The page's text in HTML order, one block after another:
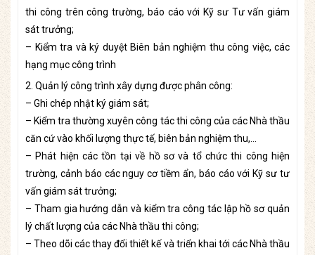
thi công trên công trường, báo cáo với Kỹ sư Tư vấn giám
sát trưởng;
– Kiểm tra và ký duyệt Biên bản nghiệm thu công việc, các
hạng mục công trình
2. Quản lý công trình xây dựng được phân công:
– Ghi chép nhật ký giám sát;
– Kiểm tra thường xuyên công tác thi công của các Nhà thầu
căn cứ vào khối lượng thực tế, biên bản nghiệm thu,…
– Phát hiện các tồn tại về hồ sơ và tổ chức thi công hiện
trường, cảnh báo các nguy cơ tiềm ẩn, báo cáo với Kỹ sư tư
vấn giám sát trưởng;
– Tham gia hướng dẫn và kiểm tra công tác lập hồ sơ quản
lý chất lượng của các Nhà thầu thi công;
– Theo dõi các thay đổi thiết kế và triển khai tới các Nhà thầu